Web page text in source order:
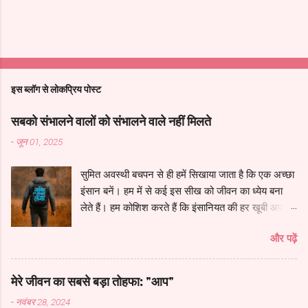
इस ब्लॉग से लोकप्रिय पोस्ट
सबको संभालने वालों को संभालने वाले नहीं मिलते
- जून 01, 2025
सुमित अवस्थी बचपन से ही हमें सिखाया जाता है कि एक अच्छा
इंसान बनें। हम में से कई इस सीख को जीवन का ध्येय बना
लेते हैं। हम कोशिश करते हैं कि इंसानियत की हर खूबी अपने
और हर किसी की मदद के लिये उपलब्ध रहें। हम दूसरों को
संभालते हैं, सहारा देते हैं, और सोचते हैं कि जीवन ऐसे ही चलता
रहेगा। लेकिन, कभी-कभी ज़िंदगी ऐसे मोड़ पर ला खड़ा करती
है, जहाँ हम खुद को अकेला पाते हैं। तब मन में कई सवाल
और पढ़ें
मेरे जीवन का सबसे बड़ा तोहफा: "आप"
- नवंबर 28, 2024